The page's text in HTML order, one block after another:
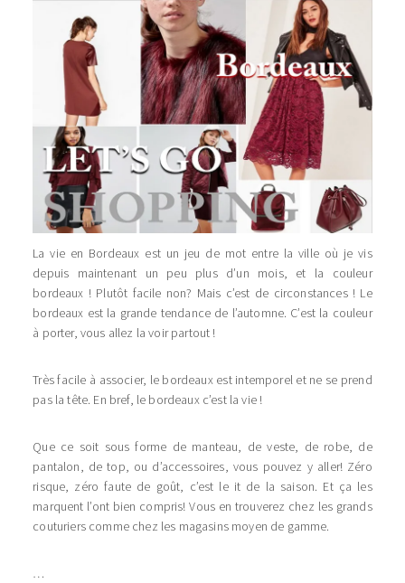
La vie en Bordeaux est un jeu de mot entre la ville où je vis
depuis maintenant un peu plus d’un mois, et la couleur
bordeaux ! Plutôt facile non? Mais c’est de circonstances ! Le
bordeaux est la grande tendance de l’automne. C’est la couleur
à porter, vous allez la voir partout !
Très facile à associer, le bordeaux est intemporel et ne se prend
pas la tête. En bref, le bordeaux c’est la vie !
Que ce soit sous forme de manteau, de veste, de robe, de
pantalon, de top, ou d’accessoires, vous pouvez y aller! Zéro
risque, zéro faute de goût, c’est le it de la saison. Et ça les
marquent l’ont bien compris! Vous en trouverez chez les grands
couturiers comme chez les magasins moyen de gamme.
…